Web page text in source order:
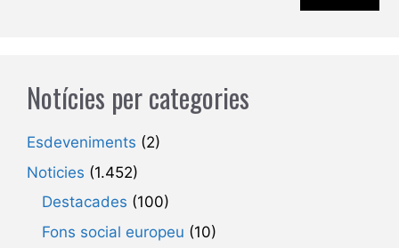
Notícies per categories
Esdeveniments (2)
Noticies (1.452)
Destacades (100)
Fons social europeu (10)